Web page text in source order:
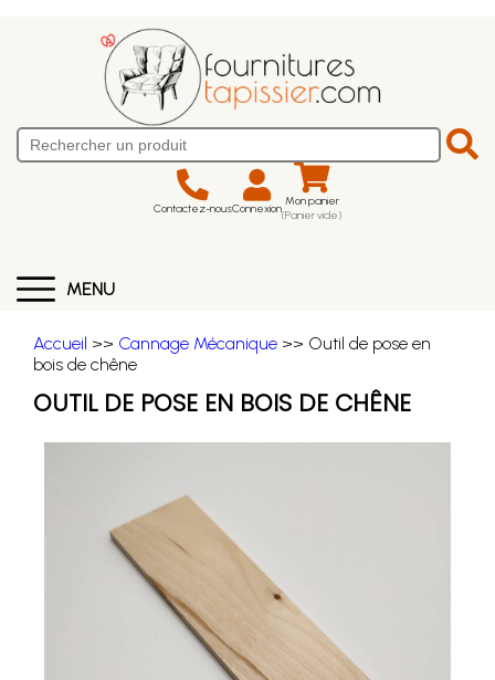
Contactez-nousConnexion Mon panier
(Panier vide)
MENU
Accueil >> Cannage Mécanique >> Outil de pose en
bois de chêne
OUTIL DE POSE EN BOIS DE CHÊNE